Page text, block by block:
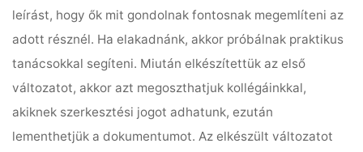
leírást, hogy ők mit gondolnak fontosnak megemlíteni az
adott résznél. Ha elakadnánk, akkor próbálnak praktikus
tanácsokkal segíteni. Miután elkészítettük az első
változatot, akkor azt megoszthatjuk kollégáinkkal,
akiknek szerkesztési jogot adhatunk, ezután
lementhetjük a dokumentumot. Az elkészült változatot